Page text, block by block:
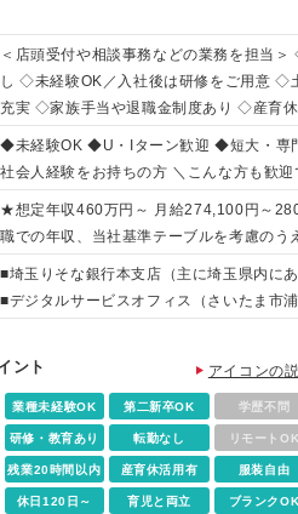
＜店頭受付や相談事務などの業務を担当
し ◇未経験OK／入社後は研修をご用意 ◇
充実 ◇家族手当や退職金制度あり ◇産育
7.75時間＆残業月20h
◆未経験OK ◆U・Iターン歓迎 ◆短大・専
社会人経験をお持ちの方 ＼こんな方も歓
ありません ・金融機関（銀行や証券会社
業経験をお持ちの方 ・銀行や信用金庫にて
方
★想定年収460万円～ 月給274,100円～
職での年収、当社基準テーブルを考慮の
期間6ヶ月（試用期間中の給与・待遇の差
業代は別途全額支給 ※今回ご応募いただく
定したスマート社員としてご入社いただき
■埼玉りそな銀行本支店（主に埼玉県内に
■デジタルサービスオフィス（さいたま市
ント アイコンの
業種未経験OK 第二新卒OK 学歴不問
研修・教育あり 転勤なし リモートOK
残業20時間以内 産育休活用有 服装自由
休日120日～ 育児と両立 ブランクOK